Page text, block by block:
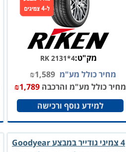
מק"ט:RK 2131*4
מחיר כולל מע"מ ₪1,589
מחיר כולל מע"מ והרכבה
₪1,789
למידע נוסף ורכישה
4 צמיגי גודייר במבצע Goodyear